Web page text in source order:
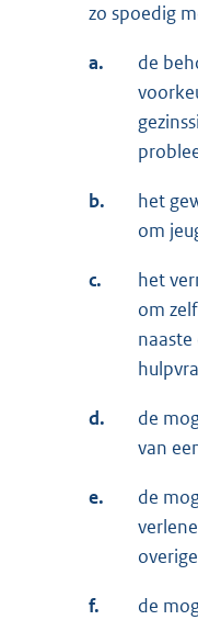
zo spoedig
a.
de
b.
het
om
c.
het
om
d.
de
van
e.
de
f.
de